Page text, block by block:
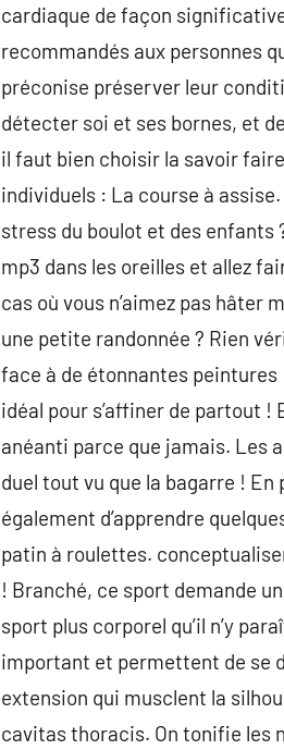
cardiaque de façon
recommandés aux personnes
préconise préserver leur
détecter soi et ses bornes, et
il faut bien choisir la savoir
individuels : La course à
stress du boulot et des enfants
mp3 dans les oreilles et allez
cas où vous n’aimez pas hâter
une petite randonnée ? Rien
face à de étonnantes peintures
idéal pour s’affiner de partout !
anéanti parce que jamais. Les
duel tout vu que la bagarre !
également d’apprendre
patin à roulettes.
! Branché, ce sport demande
sport plus corporel qu’il n’y
important et permettent de se
extension qui musclent la
cavitas thoracis. On tonifie les